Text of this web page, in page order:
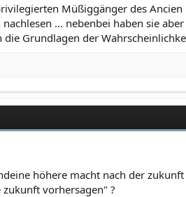
Müßiggänger des
... nebenbei haben sie
Grundlagen der
höhere macht nach der
vorhersagen" ?